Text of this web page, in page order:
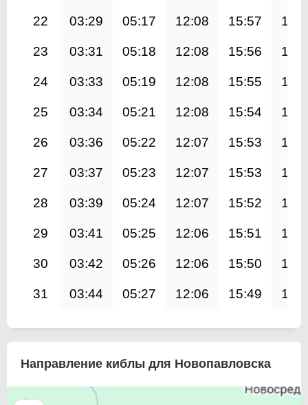
22 03:29 05:17 12:08 15:57
23 03:31 05:18 12:08 15:56
24 03:33 05:19 12:08 15:55
25 03:34 05:21 12:08 15:54
26 03:36 05:22 12:07 15:53
27 03:37 05:23 12:07 15:53
28 03:39 05:24 12:07 15:52
29 03:41 05:25 12:06 15:51
30 03:42 05:26 12:06 15:50
31 03:44 05:27 12:06 15:49
Направление киблы для Новопавловска